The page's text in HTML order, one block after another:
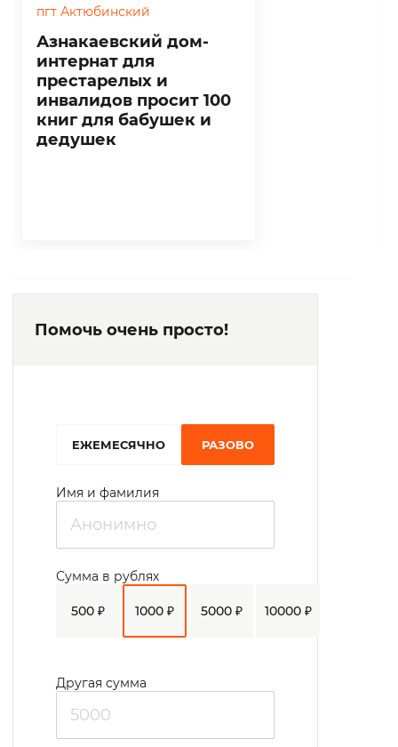
пгт Актюбинский
Азнакаевский дом-
интернат для
престарелых и
инвалидов просит 100
книг для бабушек и
дедушек
Помочь очень просто!
EЖЕМЕСЯЧНО РАЗОВО
Имя и фамилия
500 ₽ 1000 ₽ 5000 ₽ 10000 ₽
Сумма в рублях
Другая сумма